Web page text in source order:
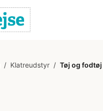
/ Klatreudstyr / Tøj og fodtøj